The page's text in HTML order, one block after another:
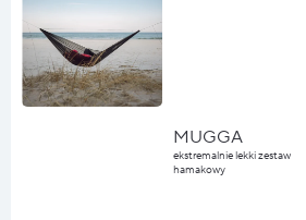
MUGGA
ekstremalnie lekki zestaw
hamakowy